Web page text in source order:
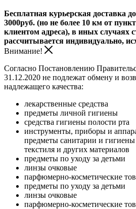
Бесплатная курьерская доставка
3000руб. (но не более 10 км от
клиентом адреса), в иных случаях
рассчитывается индивидуально,
Внимание!
Согласно Постановлению
31.12.2020 не подлежат обмену и
надлежащего качества:
лекарственные средства
предметы личной гигиены
средства гигиены полости рта
инструменты, приборы и
предметы санитарии и гигиены
текстиля и других материалов
предметы по уходу за детьми
линзы очковые
парфюмерно-косметические
предметы по уходу за детьми
линзы очковые
парфюмерно-косметические